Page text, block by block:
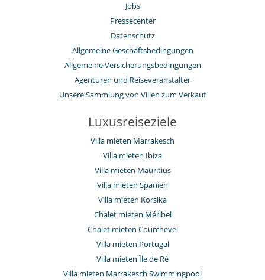
Jobs
Pressecenter
Datenschutz
Allgemeine Geschäftsbedingungen
Allgemeine Versicherungsbedingungen
Agenturen und Reiseveranstalter
Unsere Sammlung von Villen zum Verkauf
Luxusreiseziele
Villa mieten Marrakesch
Villa mieten Ibiza
Villa mieten Mauritius
Villa mieten Spanien
Villa mieten Korsika
Chalet mieten Méribel
Chalet mieten Courchevel
Villa mieten Portugal
Villa mieten Île de Ré
Villa mieten Marrakesch Swimmingpool